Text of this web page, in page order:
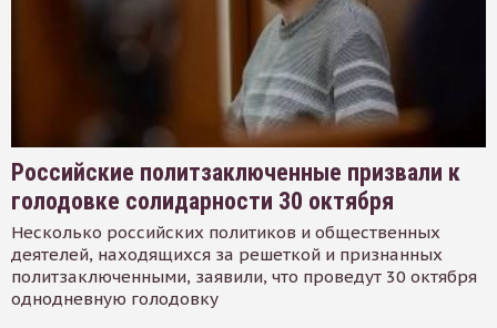
Российские политзаключенные призвали к
голодовке солидарности 30 октября
Несколько российских политиков и общественных
деятелей, находящихся за решеткой и признанных
политзаключенными, заявили, что проведут 30 октября
однодневную голодовку